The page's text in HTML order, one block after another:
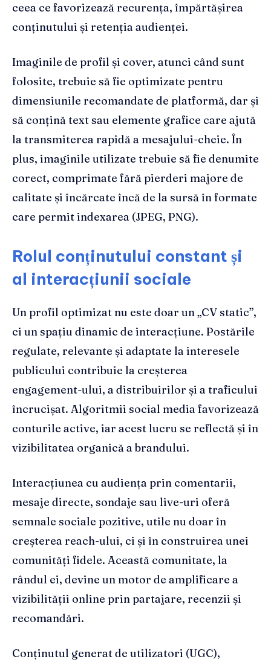
ceea ce favorizează recurența, împărtășirea
conținutului și retenția audienței.
Imaginile de profil și cover, atunci când sunt
folosite, trebuie să fie optimizate pentru
dimensiunile recomandate de platformă, dar și
să conțină text sau elemente grafice care ajută
la transmiterea rapidă a mesajului-cheie. În
plus, imaginile utilizate trebuie să fie denumite
corect, comprimate fără pierderi majore de
calitate și încărcate încă de la sursă în formate
care permit indexarea (JPEG, PNG).
Rolul conținutului constant și
al interacțiunii sociale
Un profil optimizat nu este doar un „CV static”,
ci un spațiu dinamic de interacțiune. Postările
regulate, relevante și adaptate la interesele
publicului contribuie la creșterea
engagement-ului, a distribuirilor și a traficului
încrucișat. Algoritmii social media favorizează
conturile active, iar acest lucru se reflectă și în
vizibilitatea organică a brandului.
Interacțiunea cu audiența prin comentarii,
mesaje directe, sondaje sau live-uri oferă
semnale sociale pozitive, utile nu doar în
creșterea reach-ului, ci și în construirea unei
comunități fidele. Această comunitate, la
rândul ei, devine un motor de amplificare a
vizibilității online prin partajare, recenzii și
recomandări.
Conținutul generat de utilizatori (UGC),